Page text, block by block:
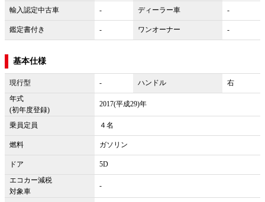
輸入認定中古車 - ディーラー車 -
鑑定書付き - ワンオーナー -
基本仕様
現行型 - ハンドル
右
年式
(初年度登録)
2017(平成29)年
乗員定員 ４名
燃料 ガソリン
ドア
5D
エコカー減税
対象車
-